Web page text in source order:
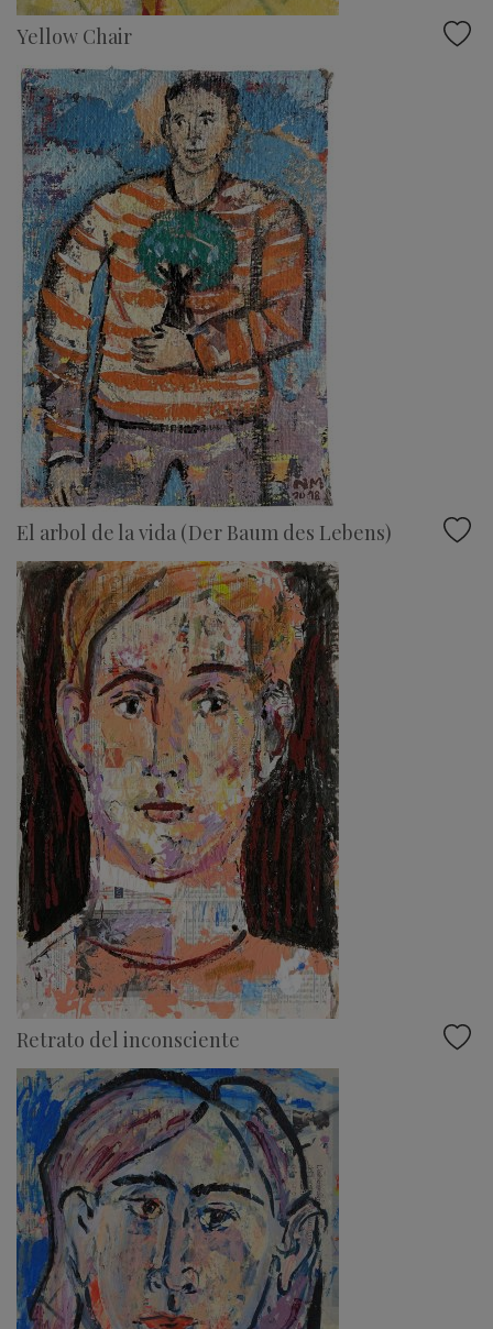
Yellow Chair
El arbol de la vida (Der Baum des Lebens)
Retrato del inconsciente